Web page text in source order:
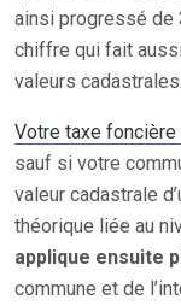
ainsi progressé de
chiffre qui fait
valeurs cadastrales.
Votre taxe foncière
sauf si votre
valeur cadastrale
théorique liée au
applique ensuite
commune et de